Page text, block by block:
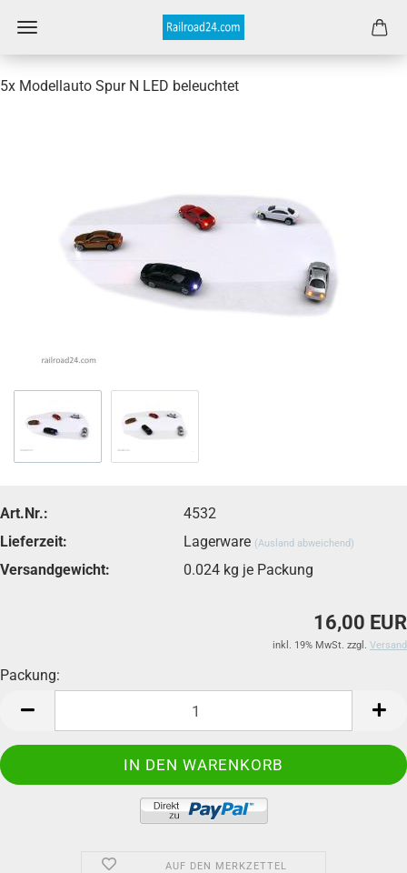
5x Modellauto Spur N LED beleuchtet
Art.Nr.:
4532
Lieferzeit:
Lagerware (Ausland abweichend)
Versandgewicht: 0.024kg je Packung
16,00 EUR
inkl. 19% MwSt. zzgl. Versand
Packung:
AUF DEN MERKZETTEL